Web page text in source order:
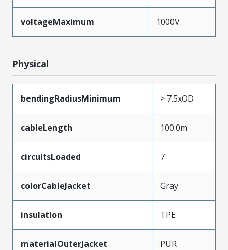
voltageMaximum 1000V
Physical
bendingRadiusMinimum > 7.5xOD
cableLength 100.0m
circuitsLoaded 7
colorCableJacket Gray
insulation TPE
materialOuterJacket PUR